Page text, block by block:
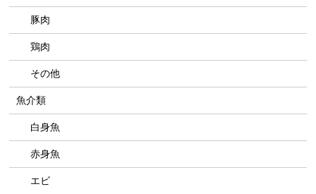
豚肉
鶏肉
その他
魚介類
白身魚
赤身魚
エビ